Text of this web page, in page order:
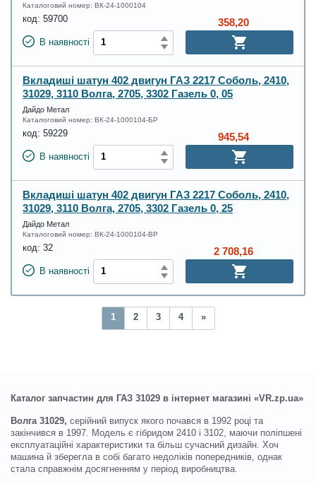
Каталоговий номер: ВК-24-1000104
код: 59700
В наявності
358,20
Вкладиші шатун 402 двигун ГАЗ 2217 Соболь, 2410,
31029, 3110 Волга, 2705, 3302 Газель 0, 05
Дайдо Метал
Каталоговий номер: ВК-24-1000104-БР
код: 59229
В наявності
945,54
Вкладиші шатун 402 двигун ГАЗ 2217 Соболь, 2410,
31029, 3110 Волга, 2705, 3302 Газель 0, 25
Дайдо Метал
Каталоговий номер: ВК-24-1000104-ВР
код: 32
В наявності
2 708,16
1 2 3 4 »
Каталог запчастин для ГАЗ 31029 в інтернет магазині «VR.zp.ua»
Волга 31029, серійний випуск якого почався в 1992 році та
закінчився в 1997. Модель є гібридом 2410 і 3102, маючи поліпшені
експлуатаційні характеристики та більш сучасний дизайн. Хоч
машина й зберегла в собі багато недоліків попередників, однак
стала справжнім досягненням у період виробництва.